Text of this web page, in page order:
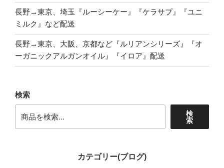
長野→東京、埼玉『ルーシーケー』『ケラサプ』『ユニ
ミルク』など配送
長野→東京、大阪、京都など『ルリアンシリーズ』『オ
ーガニックアルガンオイル』『イロア』配送
検索
検
索
カテゴリー(ブログ)